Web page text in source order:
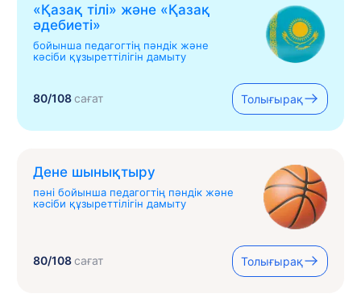
«Қазақ тілі» жəне «Қазақ
əдебиеті»
бойынша педагогтің пәндік және
кәсіби құзыреттілігін дамыту
80/108сағат Толығырақ
Дене шынықтыру
пәні бойынша педагогтің пәндік және
кәсіби құзыреттілігін дамыту
80/108сағат Толығырақ